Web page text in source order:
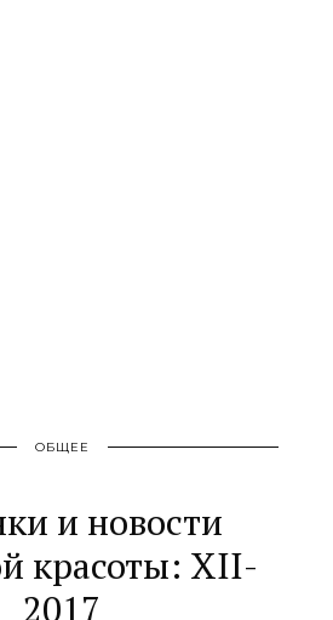
ОБЩЕЕ
и новости
красоты: XII-
2017